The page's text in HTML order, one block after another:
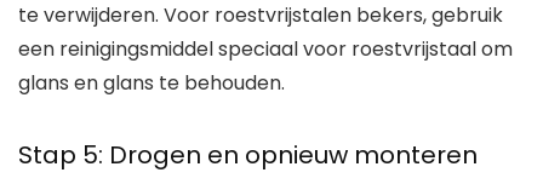
te verwijderen. Voor roestvrijstalen bekers, gebruik
een reinigingsmiddel speciaal voor roestvrijstaal om
glans en glans te behouden.
Stap 5: Drogen en opnieuw monteren